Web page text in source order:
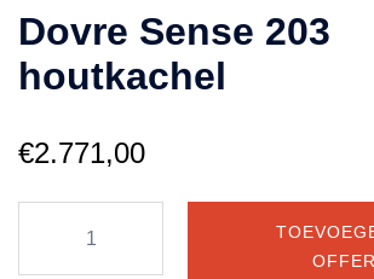
Dovre Sense 203
houtkachel
€2.771,00